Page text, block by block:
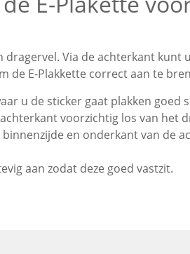
dragervel. Via de achterkant kunt
de E-Plakkette correct aan te
u de sticker gaat plakken goed
voorzichtig los van het
binnenzijde en onderkant van de
aan zodat deze goed vastzit.